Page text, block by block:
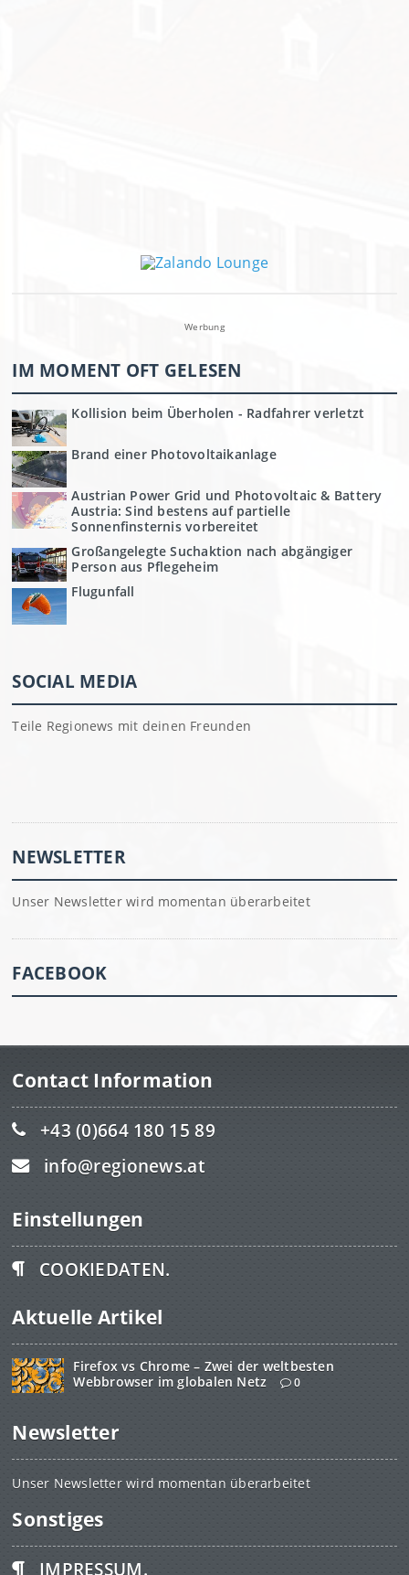
Werbung
IM MOMENT OFT GELESEN
Kollision beim Überholen - Radfahrer verletzt
Brand einer Photovoltaikanlage
Austrian Power Grid und Photovoltaic & Battery
Austria: Sind bestens auf partielle
Sonnenfinsternis vorbereitet
Großangelegte Suchaktion nach abgängiger
Person aus Pflegeheim
Flugunfall
SOCIAL MEDIA
Teile Regionews mit deinen Freunden
NEWSLETTER
Unser Newsletter wird momentan überarbeitet
FACEBOOK
Contact Information
+43 (0)664 180 15 89
info@regionews.at
Einstellungen
COOKIEDATEN.
Aktuelle Artikel
Firefox vs Chrome – Zwei der weltbesten
Webbrowser im globalen Netz
0
Newsletter
Unser Newsletter wird momentan überarbeitet
Sonstiges
IMPRESSUM.